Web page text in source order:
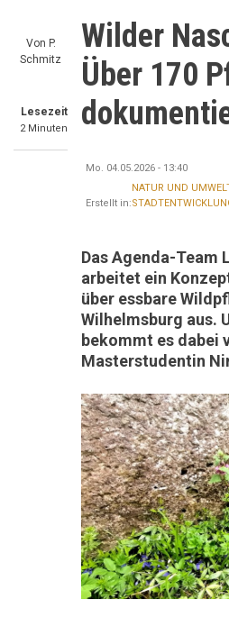
Von P.
Schmitz
Lesezeit
2 Minuten
Wilder
Über 170
Mo. 04.05.2026 - 13:40
Erstellt in:
NATUR UND
Das Agenda-Team
arbeitet ein
über essbare
Wilhelmsburg aus.
bekommt es dabei
Masterstudentin